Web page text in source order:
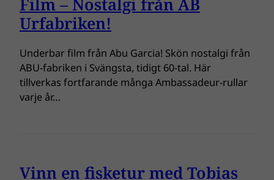
Urfabriken!
Underbar film från Abu Garcia! Skön nostalgi från
ABU-fabriken i Svängsta, tidigt 60-tal. Här
tillverkas fortfarande många Ambassadeur-rullar
varje år…
Vinn en fisketur med Tobias